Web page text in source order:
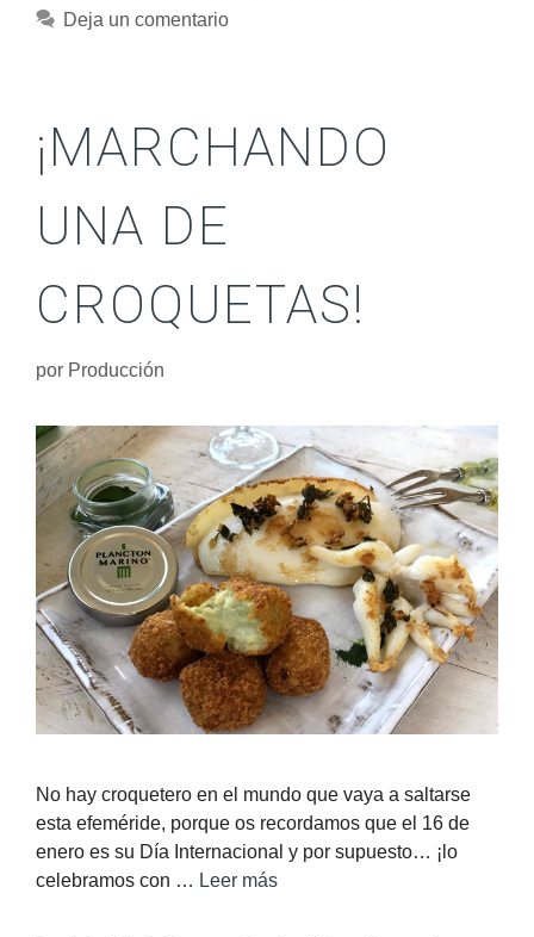
Deja un comentario
¡MARCHANDO
UNA DE
CROQUETAS!
por Producción
No hay croquetero en el mundo que vaya a saltarse
esta efeméride, porque os recordamos que el 16 de
enero es su Día Internacional y por supuesto… ¡lo
celebramos con … Leer más